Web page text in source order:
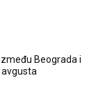
Beograda i